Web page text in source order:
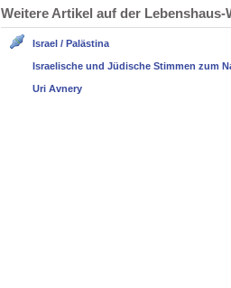
Weitere Artikel auf der
Israel / Palästina
Israelische und Jüdische Stimmen zum
Uri Avnery